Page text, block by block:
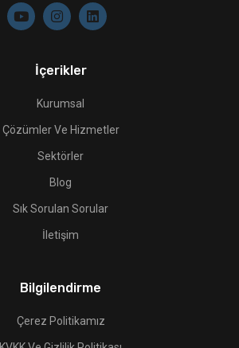
İçerikler
Kurumsal
Çözümler Ve Hizmetler
Sektörler
Blog
Sık Sorulan Sorular
İletişim
Bilgilendirme
Çerez Politikamız